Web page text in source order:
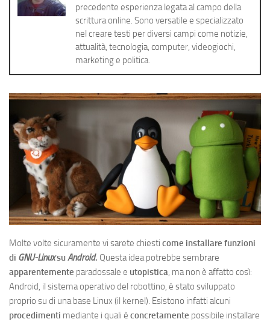
precedente esperienza legata al campo della
scrittura online. Sono versatile e specializzato
nel creare testi per diversi campi come notizie,
attualità, tecnologia, computer, videogiochi,
marketing e politica.
Molte volte sicuramente vi sarete chiesti come installare funzioni
di GNU-LinuxsuAndroid. Questa idea potrebbe sembrare
apparentemente paradossale e utopistica, ma non è affatto così:
Android, il sistema operativo del robottino, è stato sviluppato
proprio su di una base Linux (il kernel). Esistono infatti alcuni
procedimenti mediante i quali è concretamente possibile installare